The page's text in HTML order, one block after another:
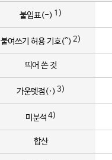
붙임표(-) 1)
붙여쓰기 허용 기호(^) 2)
띄어 쓴 것
가운뎃점(·) 3)
미분석 4)
합산